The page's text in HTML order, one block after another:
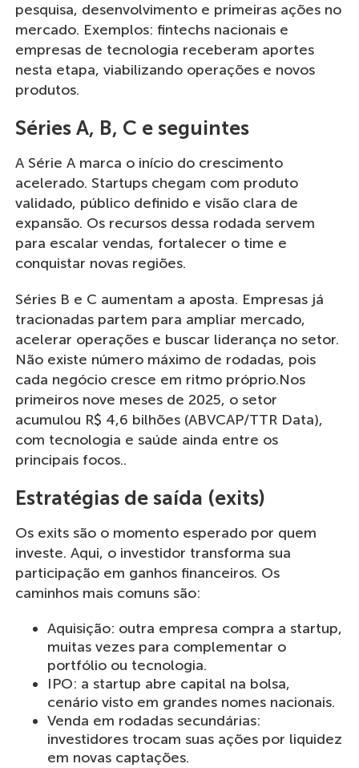
pesquisa, desenvolvimento e primeiras ações no
mercado. Exemplos: fintechs nacionais e
empresas de tecnologia receberam aportes
nesta etapa, viabilizando operações e novos
produtos.
Séries A, B, C e seguintes
A Série A marca o início do crescimento
acelerado. Startups chegam com produto
validado, público definido e visão clara de
expansão. Os recursos dessa rodada servem
para escalar vendas, fortalecer o time e
conquistar novas regiões.
Séries B e C aumentam a aposta. Empresas já
tracionadas partem para ampliar mercado,
acelerar operações e buscar liderança no setor.
Não existe número máximo de rodadas, pois
cada negócio cresce em ritmo próprio.Nos
primeiros nove meses de 2025, o setor
acumulou R$ 4,6 bilhões (ABVCAP/TTR Data),
com tecnologia e saúde ainda entre os
principais focos..
Estratégias de saída (exits)
Os exits são o momento esperado por quem
investe. Aqui, o investidor transforma sua
participação em ganhos financeiros. Os
caminhos mais comuns são:
Aquisição: outra empresa compra a startup,
muitas vezes para complementar o
portfólio ou tecnologia.
IPO: a startup abre capital na bolsa,
cenário visto em grandes nomes nacionais.
Venda em rodadas secundárias:
investidores trocam suas ações por liquidez
em novas captações.